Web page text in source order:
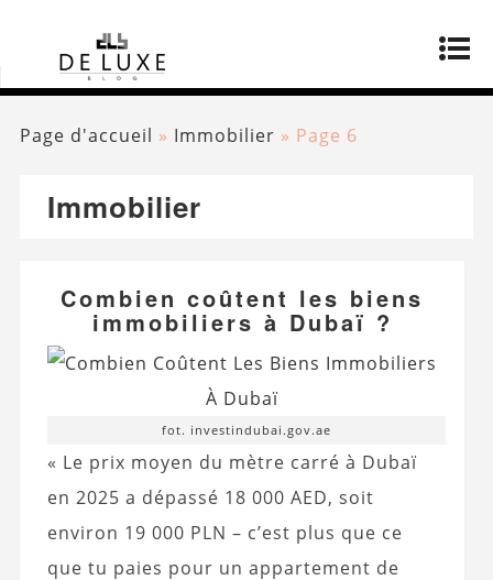
Page d'accueil » Immobilier » Page 6
Immobilier
Combien coûtent les biens
immobiliers à Dubaï ?
fot. investindubai.gov.ae
« Le prix moyen du mètre carré à Dubaï
en 2025 a dépassé 18 000 AED, soit
environ 19 000 PLN – c’est plus que ce
que tu paies pour un appartement de